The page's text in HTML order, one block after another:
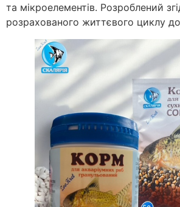
та мікроелементів. Розроблений
розрахованого життєвого циклу